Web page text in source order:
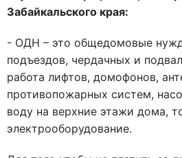
Забайкальского края:
- ОДН – это общедомовые
подъездов, чердачных и
работа лифтов, домофонов,
противопожарных систем,
воду на верхние этажи дома,
электрооборудование.